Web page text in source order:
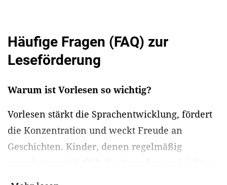
Häufige Fragen (FAQ) zur
Leseförderung
Warum ist Vorlesen so wichtig?
Vorlesen stärkt die Sprachentwicklung, fördert
die Konzentration und weckt Freude an
Geschichten. Kinder, denen regelmäßig